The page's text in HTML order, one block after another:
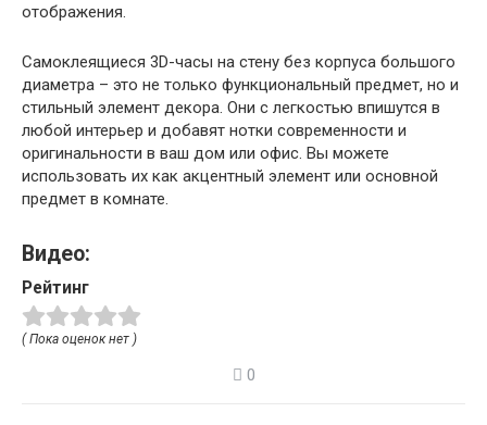
отображения.
Самоклеящиеся 3D-часы на стену без корпуса большого
диаметра – это не только функциональный предмет, но и
стильный элемент декора. Они с легкостью впишутся в
любой интерьер и добавят нотки современности и
оригинальности в ваш дом или офис. Вы можете
использовать их как акцентный элемент или основной
предмет в комнате.
Видео:
Рейтинг
( Пока оценок нет )
0